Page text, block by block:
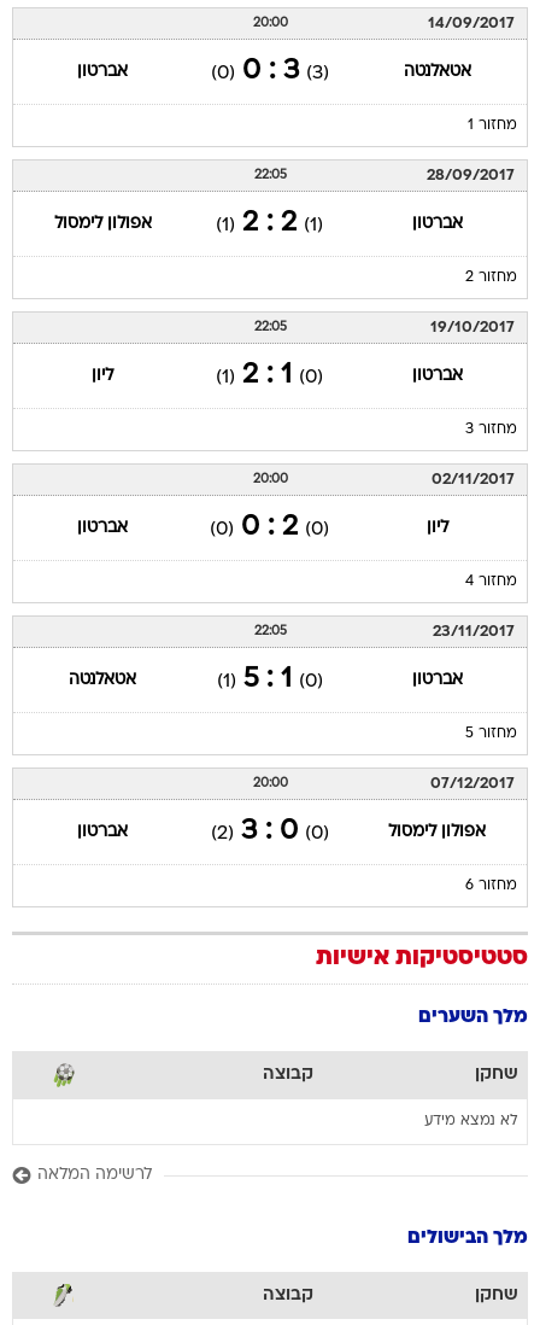
14/09/2017
20:00
אטאלנטה (3)
3 : 0
(0) אברטון
מחזור 1
28/09/2017
22:05
אברטון (1)
2 : 2
(1) אפולון לימסול
מחזור 2
19/10/2017
22:05
אברטון (0)
1 : 2
(1) ליון
מחזור 3
02/11/2017
20:00
ליון (0)
2 : 0
(0) אברטון
מחזור 4
23/11/2017
22:05
אברטון (0)
1 : 5
(1) אטאלנטה
מחזור 5
07/12/2017
20:00
אפולון לימסול (0)
0 : 3
(2) אברטון
מחזור 6
סטטיסטיקות אישיות
מלך השערים
שחקן קבוצה
לא נמצא מידע
לרשימה המלאה
מלך הבישולים
שחקן קבוצה